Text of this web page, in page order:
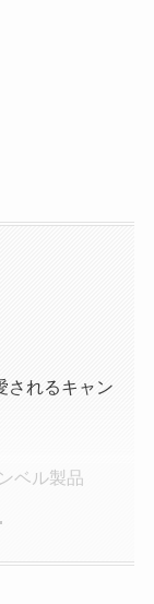
されるキャン
ベル製品